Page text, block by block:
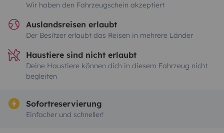
Wir haben den Fahrzeugschein akzeptiert
Auslandsreisen erlaubt
Der Besitzer erlaubt das Reisen in mehrere Länder
Haustiere sind nicht erlaubt
Deine Haustiere können dich in diesem Fahrzeug nicht
begleiten
Sofortreservierung
Einfacher und schneller!